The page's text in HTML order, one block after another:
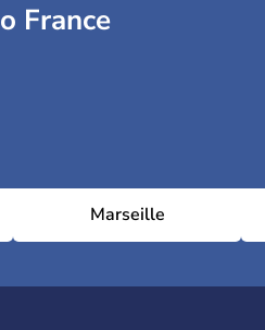
France
Marseille